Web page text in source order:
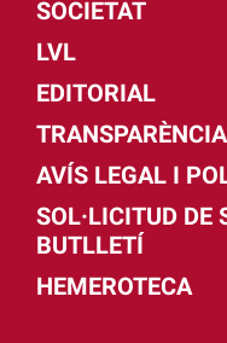
SOCIETAT
LVL
EDITORIAL
TRANSPARÈNCIA
AVÍS LEGAL I
SOL·LICITUD DE
BUTLLETÍ
HEMEROTECA